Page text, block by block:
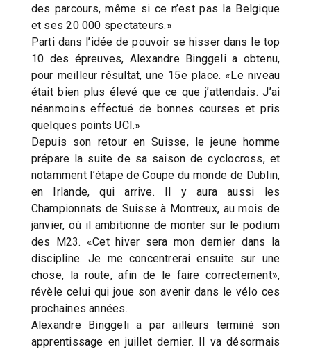
des parcours, même si ce n’est pas la Belgique
et ses 20 000 spectateurs.»
Parti dans l’idée de pouvoir se hisser dans le top
10 des épreuves, Alexandre Binggeli a obtenu,
pour meilleur résultat, une 15e place. «Le niveau
était bien plus élevé que ce que j’attendais. J’ai
néanmoins effectué de bonnes courses et pris
quelques points UCI.»
Depuis son retour en Suisse, le jeune homme
prépare la suite de sa saison de cyclocross, et
notamment l’étape de Coupe du monde de Dublin,
en Irlande, qui arrive. Il y aura aussi les
Championnats de Suisse à Montreux, au mois de
janvier, où il ambitionne de monter sur le podium
des M23. «Cet hiver sera mon dernier dans la
discipline. Je me concentrerai ensuite sur une
chose, la route, afin de le faire correctement»,
révèle celui qui joue son avenir dans le vélo ces
prochaines années.
Alexandre Binggeli a par ailleurs terminé son
apprentissage en juillet dernier. Il va désormais